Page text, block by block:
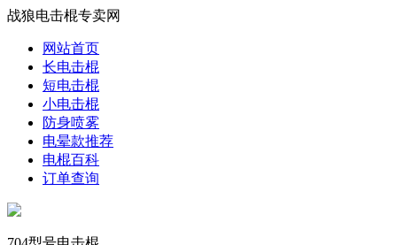
战狼电击棍专卖网
网站首页
长电击棍
短电击棍
小电击棍
防身喷雾
电晕款推荐
电棍百科
订单查询